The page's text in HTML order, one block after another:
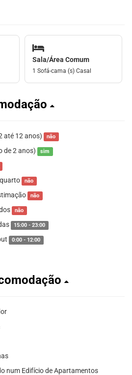
Sala/Área Comum
1 Sofá-cama (s) Casal
até 12 anos) não
de 2 anos) sim
não
não
não
15:00 - 23:00
0:00 - 12:00
num Edifício de Apartamentos